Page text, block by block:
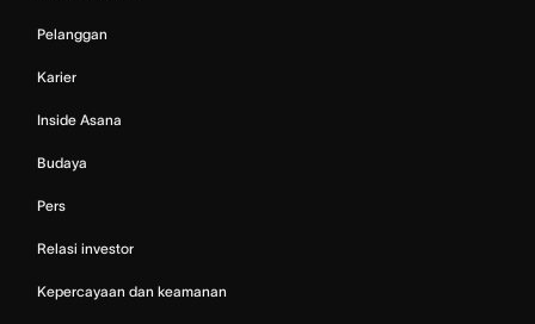
Pelanggan
Karier
Inside Asana
Budaya
Pers
Relasi investor
Kepercayaan dan keamanan